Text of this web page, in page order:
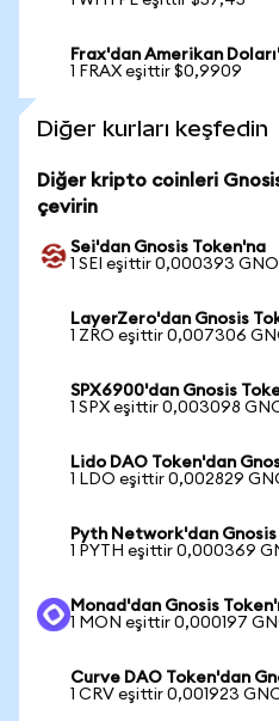
Frax'dan Amerikan
1 FRAX eşittir $0,9909
Diğer kurları keşfedin
Diğer kripto coinleri
çevirin
Sei'dan Gnosis Token'na
1 SEI eşittir 0,000393 GNO
LayerZero'dan Gnosis
1 ZRO eşittir 0,007306
SPX6900'dan Gnosis
1 SPX eşittir 0,003098
Lido DAO Token'dan
1 LDO eşittir 0,002829
Pyth Network'dan
1 PYTH eşittir 0,000369
Monad'dan Gnosis
1 MON eşittir 0,000197
Curve DAO Token'dan
1 CRV eşittir 0,001923